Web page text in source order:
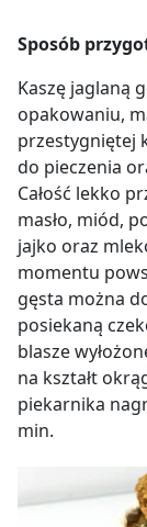
Sposób
Kaszę jaglaną
opakowaniu,
przestygniętej
do pieczenia
Całość lekko
masło, miód,
jajko oraz
momentu
gęsta można
posiekaną
blasze
na kształt
piekarnika
min.